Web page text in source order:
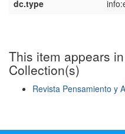
dc.type
This item appears
Collection(s)
Revista Pensamiento y